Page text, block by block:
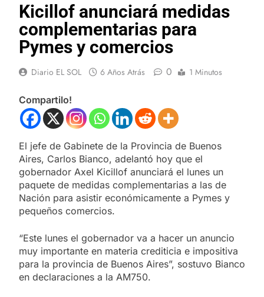
Kicillof anunciará medidas
complementarias para
Pymes y comercios
Diario EL SOL 6 Años Atrás 0 1 Minutos
Compartilo!
El jefe de Gabinete de la Provincia de Buenos
Aires, Carlos Bianco, adelantó hoy que el
gobernador Axel Kicillof anunciará el lunes un
paquete de medidas complementarias a las de
Nación para asistir económicamente a Pymes y
pequeños comercios.
“Este lunes el gobernador va a hacer un anuncio
muy importante en materia crediticia e impositiva
para la provincia de Buenos Aires”, sostuvo Bianco
en declaraciones a la AM750.